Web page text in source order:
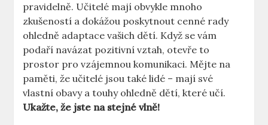
pravidelně. Učitelé mají obvykle mnoho
zkušeností a dokážou poskytnout cenné rady
ohledně adaptace vašich dětí. Když se vám
podaří navázat pozitivní vztah, otevře to
prostor pro vzájemnou komunikaci. Mějte na
paměti, že učitelé jsou také lidé – mají své
vlastní obavy a touhy ohledně dětí, které učí.
Ukažte, že jste na stejné vlně!